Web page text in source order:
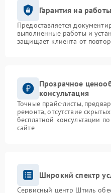
Гарантия на
Предоставляется
выполненные работы и
защищает клиента от
Прозрачное
консультация
Точные прайс-листы,
ремонта, отсутствие
бесплатной консультации
сайте
Широкий спектр
Сервисный центр Штиль